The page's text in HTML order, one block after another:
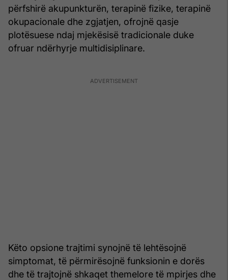
përfshirë akupunkturën, terapinë fizike, terapinë
okupacionale dhe zgjatjen, ofrojnë qasje
plotësuese ndaj mjekësisë tradicionale duke
ofruar ndërhyrje multidisiplinare.
Këto opsione trajtimi synojnë të lehtësojnë
simptomat, të përmirësojnë funksionin e dorës
dhe të trajtojnë shkaqet themelore të mpirjes dhe